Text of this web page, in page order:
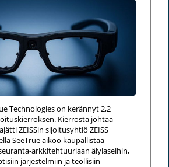
Technologies on kerännyt 2,2
Kierrosta johtaa
ZEISSin sijoitusyhtiö ZEISS
SeeTrue aikoo kaupallistaa
arkkitehtuuriaan älylaseihin,
järjestelmiin ja teollisiin